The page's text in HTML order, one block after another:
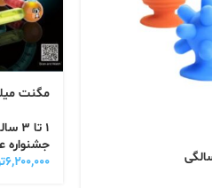
مگنت
1 تا 3 سالگی
جشنواره
۶,۲۰۰,۰۰۰